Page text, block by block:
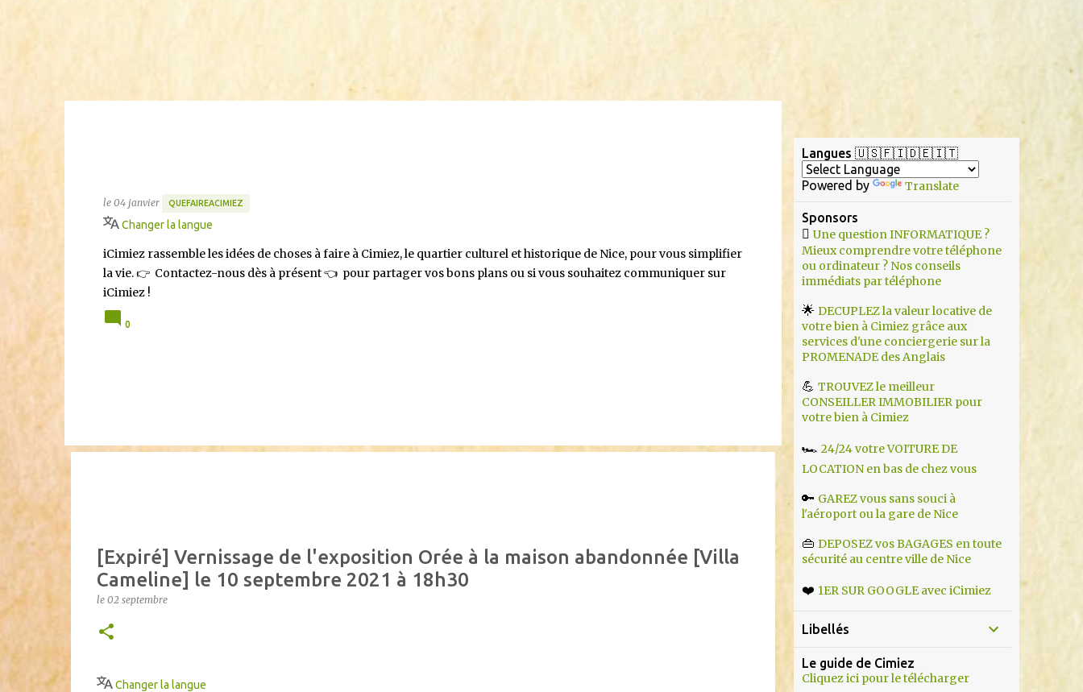
le 04 janvier QUEFAIREACIMIEZ
Changer la langue
iCimiez rassemble les idées de choses à faire à Cimiez, le quartier culturel et historique de Nice, pour vous simplifier
la vie. 👉 Contactez-nous dès à présent 👈 pour partager vos bons plans ou si vous souhaitez communiquer sur
iCimiez !
0
[Expiré] Vernissage de l'exposition Orée à la maison abandonnée [Villa
Cameline] le 10 septembre 2021 à 18h30
le 02 septembre
Changer la langue
Langues 🇺🇸🇫🇮🇩🇪🇮🇹
Powered by Translate
Sponsors
 Une question INFORMATIQUE ?
Mieux comprendre votre téléphone
ou ordinateur ? Nos conseils
immédiats par téléphone
🌟 DECUPLEZ la valeur locative de
votre bien à Cimiez grâce aux
services d'une conciergerie sur la
PROMENADE des Anglais
💪 TROUVEZ le meilleur
CONSEILLER IMMOBILIER pour
votre bien à Cimiez
🏎️ 24/24 votre VOITURE DE
LOCATION en bas de chez vous
🔑 GAREZ vous sans souci à
l'aéroport ou la gare de Nice
👜 DEPOSEZ vos BAGAGES en toute
sécurité au centre ville de Nice
❤️ 1ER SUR GOOGLE avec iCimiez
Libellés
Le guide de Cimiez
Cliquez ici pour le télécharger